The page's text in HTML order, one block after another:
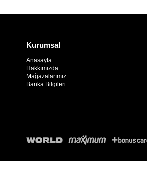
Kurumsal
Anasayfa
Hakkımızda
Mağazalarımız
Banka Bilgileri